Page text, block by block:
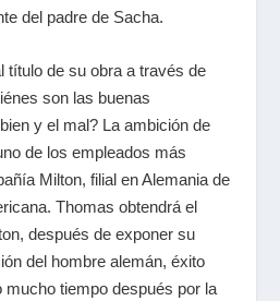
del padre de Sacha.
título de su obra a través de
son las buenas
y el mal? La ambición de
de los empleados más
Milton, filial en Alemania de
Thomas obtendrá el
después de exponer su
del hombre alemán, éxito
tiempo después por la